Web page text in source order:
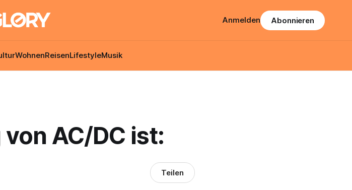
WohnenReisenLifestyleMusik
Anmelden Abonnieren
AC/DC ist:
Teilen